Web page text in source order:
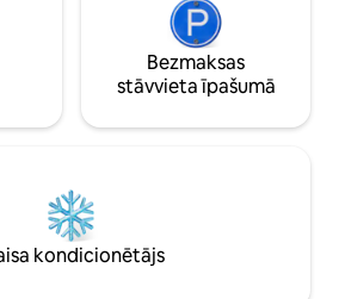
Bezmaksas
stāvvieta īpašumā
kondicionētājs